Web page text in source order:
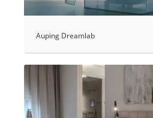
Auping Dreamlab